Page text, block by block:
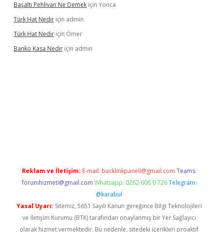
Başaltı Pehlivan Ne Demek için Yonca
Türk Hat Nedir için admin
Türk Hat Nedir için Ömer
Banko Kasa Nedir için admin
Reklam ve İletişim: E-mail: backlinkpaneli@gmail.com Teams:
forumhizmeti@gmail.com Whatsapp: 0262 606 0 726 Telegram:
@karabul
Yasal Uyarı: Sitemiz, 5651 Sayılı Kanun gereğince Bilgi Teknolojileri
ve İletişim Kurumu (BTK) tarafından onaylanmış bir Yer Sağlayıcı
olarak hizmet vermektedir. Bu nedenle, sitedeki içerikleri proaktif